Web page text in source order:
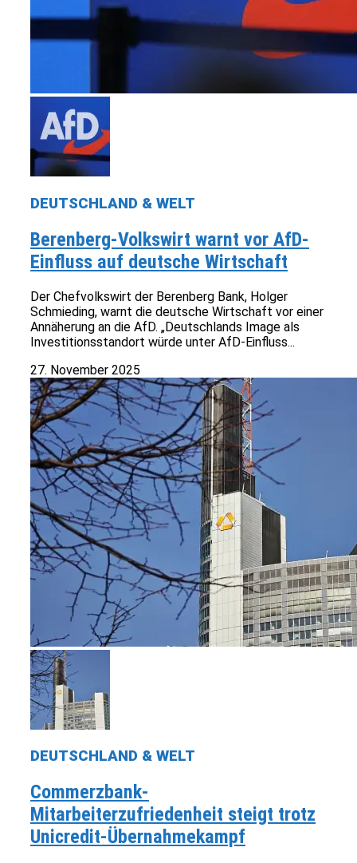
DEUTSCHLAND & WELT
Berenberg-Volkswirt warnt vor AfD-
Einfluss auf deutsche Wirtschaft
Der Chefvolkswirt der Berenberg Bank, Holger
Schmieding, warnt die deutsche Wirtschaft vor einer
Annäherung an die AfD. „Deutschlands Image als
Investitionsstandort würde unter AfD-Einfluss...
27. November 2025
DEUTSCHLAND & WELT
Commerzbank-
Mitarbeiterzufriedenheit steigt trotz
Unicredit-Übernahmekampf